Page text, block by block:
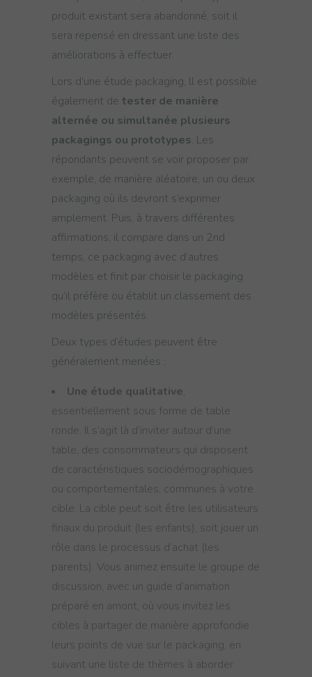
produit existant sera abandonné, soit il
sera repensé en dressant une liste des
améliorations à effectuer.
Lors d’une étude packaging, ll est possible
également de tester de manière
alternée ou simultanée plusieurs
packagings ou prototypes. Les
répondants peuvent se voir proposer par
exemple, de manière aléatoire, un ou deux
packaging où ils devront s’exprimer
amplement. Puis, à travers différentes
affirmations, il compare dans un 2nd
temps, ce packaging avec d’autres
modèles et finit par choisir le packaging
qu’il préfère ou établit un classement des
modèles présentés.
Deux types d’études peuvent être
généralement menées :
Une étude qualitative,
essentiellement sous forme de table
ronde. Il s’agit là d’inviter autour d’une
table, des consommateurs qui disposent
de caractéristiques sociodémographiques
ou comportementales, communes à votre
cible. La cible peut soit être les utilisateurs
finaux du produit (les enfants), soit jouer un
rôle dans le processus d’achat (les
parents). Vous animez ensuite le groupe de
discussion, avec un guide d’animation
préparé en amont, où vous invitez les
cibles à partager de manière approfondie
leurs points de vue sur le packaging, en
suivant une liste de thèmes à aborder.